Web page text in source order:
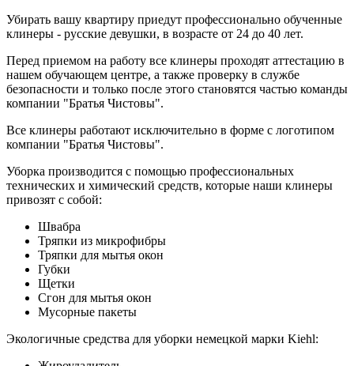
Убирать вашу квартиру приедут профессионально обученные
клинеры - русские девушки, в возрасте от 24 до 40 лет.
Перед приемом на работу все клинеры проходят аттестацию в
нашем обучающем центре, а также проверку в службе
безопасности и только после этого становятся частью команды
компании "Братья Чистовы".
Все клинеры работают исключительно в форме с логотипом
компании "Братья Чистовы".
Уборка производится с помощью профессиональных
технических и химический средств, которые наши клинеры
привозят с собой:
Швабра
Тряпки из микрофибры
Тряпки для мытья окон
Губки
Щетки
Сгон для мытья окон
Мусорные пакеты
Экологичные средства для уборки немецкой марки Kiehl: